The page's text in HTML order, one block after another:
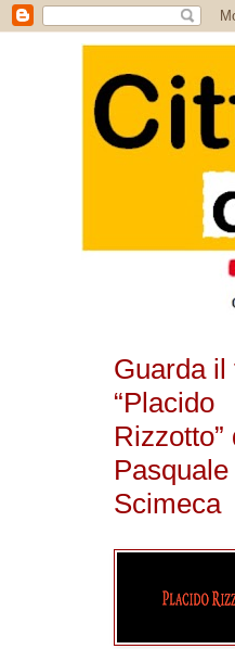
Guarda il
“Placido
Rizzotto”
Pasquale
Scimeca